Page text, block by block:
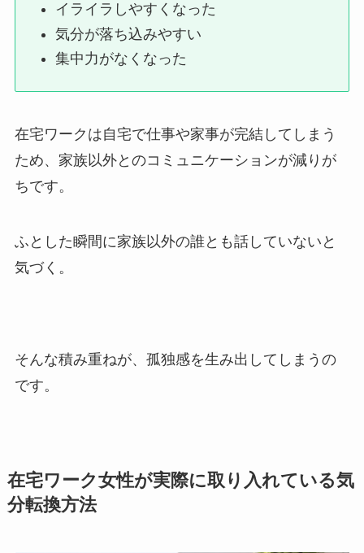
イライラしやすくなった
気分が落ち込みやすい
集中力がなくなった
在宅ワークは自宅で仕事や家事が完結してしまう
ため、家族以外とのコミュニケーションが減りが
ちです。
ふとした瞬間に家族以外の誰とも話していないと
気づく。
そんな積み重ねが、孤独感を生み出してしまうの
です。
在宅ワーク女性が実際に取り入れている気
分転換方法